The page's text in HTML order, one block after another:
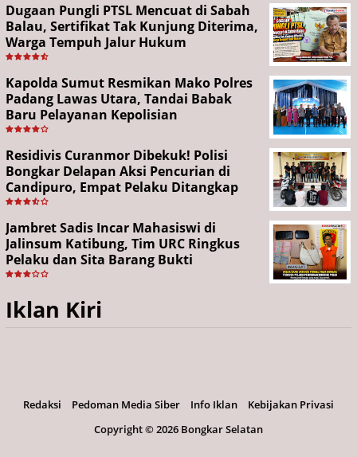
Dugaan Pungli PTSL Mencuat di Sabah
Balau, Sertifikat Tak Kunjung Diterima,
Warga Tempuh Jalur Hukum
Kapolda Sumut Resmikan Mako Polres
Padang Lawas Utara, Tandai Babak
Baru Pelayanan Kepolisian
Residivis Curanmor Dibekuk! Polisi
Bongkar Delapan Aksi Pencurian di
Candipuro, Empat Pelaku Ditangkap
Jambret Sadis Incar Mahasiswi di
Jalinsum Katibung, Tim URC Ringkus
Pelaku dan Sita Barang Bukti
Iklan Kiri
Redaksi Pedoman Media Siber Info Iklan
Kebijakan Privasi
Copyright ©2026 Bongkar Selatan